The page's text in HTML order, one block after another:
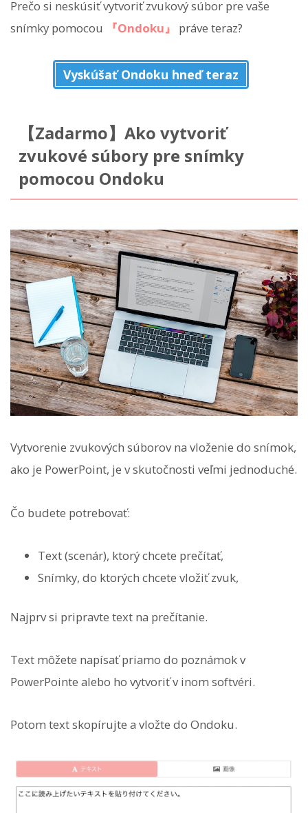
Prečo si neskúsiť vytvoriť zvukový súbor pre vaše
snímky pomocou
『Ondoku』 práve teraz?
Vyskúšať Ondoku hneď teraz
【Zadarmo】Ako vytvoriť
zvukové súbory pre snímky
pomocou Ondoku
Vytvorenie zvukových súborov na vloženie do snímok,
ako je PowerPoint, je v skutočnosti veľmi jednoduché.
Čo budete potrebovať:
Text (scenár), ktorý chcete prečítať,
Snímky, do ktorých chcete vložiť zvuk,
Najprv si pripravte text na prečítanie.
Text môžete napísať priamo do poznámok v
PowerPointe alebo ho vytvoriť v inom softvéri.
Potom text skopírujte a vložte do Ondoku.